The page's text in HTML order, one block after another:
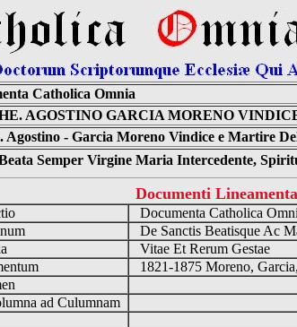
Catholica Omnia
AGOSTINO GARCIA MORENO
Agostino - Garcia Moreno Vindice e Martire
Semper Virgine Maria Intercedente,
Documenti Lineamenta
Documenta Catholica
De Sanctis Beatisque Ac
Vitae Et Rerum Gestae
1821-1875 Moreno,
ad Culumnam